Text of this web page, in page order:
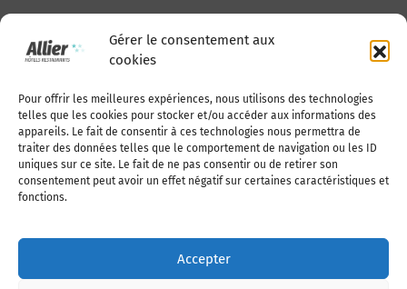
Gérer le consentement aux
cookies
Pour offrir les meilleures expériences, nous utilisons des technologies
telles que les cookies pour stocker et/ou accéder aux informations des
appareils. Le fait de consentir à ces technologies nous permettra de
traiter des données telles que le comportement de navigation ou les ID
uniques sur ce site. Le fait de ne pas consentir ou de retirer son
consentement peut avoir un effet négatif sur certaines caractéristiques et
fonctions.
Accepter
Qui sommes-nous Publiez votre annonce
Adhérer à l’association Nous contacter